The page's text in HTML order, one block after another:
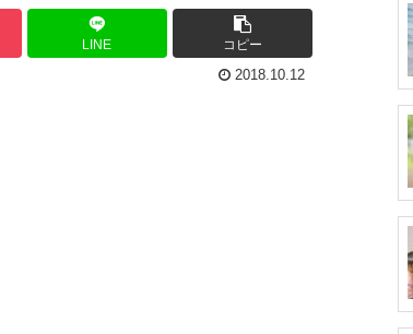
LINE
コピー
2018.10.12